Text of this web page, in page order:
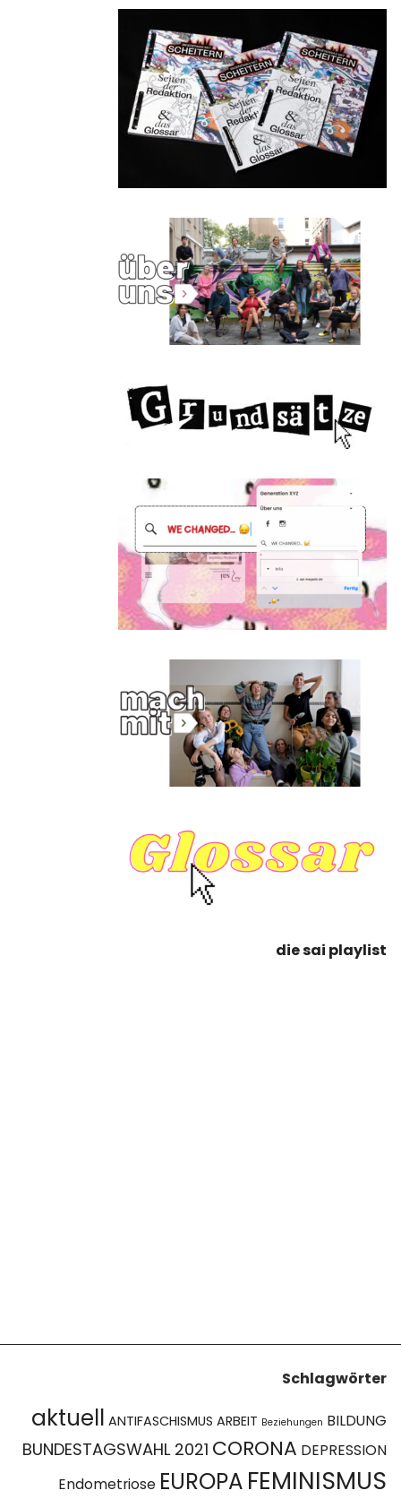
die sai playlist
Schlagwörter
aktuell ANTIFASCHISMUS ARBEIT Beziehungen BILDUNG
BUNDESTAGSWAHL 2021 CORONA DEPRESSION
Endometriose EUROPA FEMINISMUS